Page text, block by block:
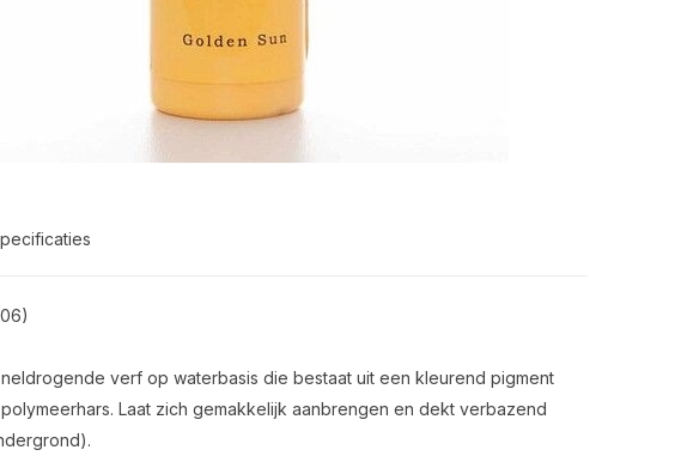
verf op waterbasis die bestaat uit een kleurend pigment
Laat zich gemakkelijk aanbrengen en dekt verbazend